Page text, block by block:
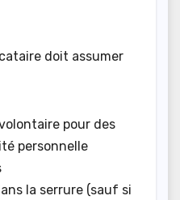
doit assumer
pour des
personnelle
la serrure (sauf si